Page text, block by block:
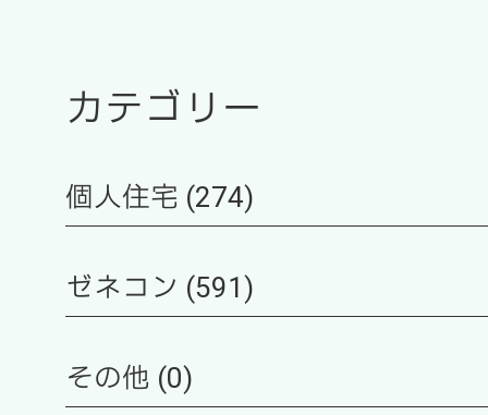
カテゴリー
個人住宅 (274)
ゼネコン (591)
その他 (0)